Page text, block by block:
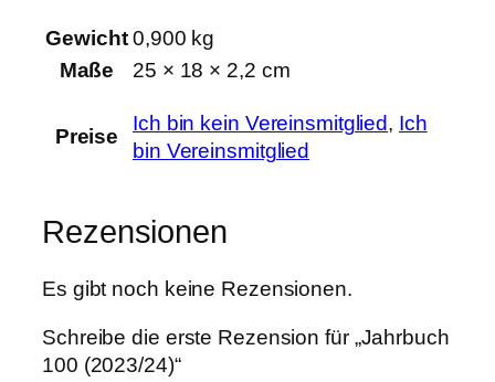
Gewicht 0,900 kg
Maße
25 × 18 × 2,2 cm
Preise
Ich bin kein Vereinsmitglied, Ich
bin Vereinsmitglied
Rezensionen
Es gibt noch keine Rezensionen.
Schreibe die erste Rezension für „Jahrbuch
100 (2023/24)“